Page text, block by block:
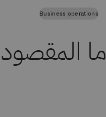
Business operations
ما